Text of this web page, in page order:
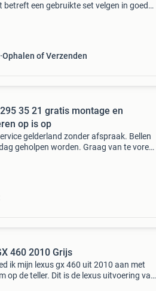
betreft een gebruikte set velgen in goede
Ophalen of Verzenden
35 21 gratis montage en
op is op
gelderland zonder afspraak. Bellen
geholpen worden. Graag van te voren
460 2010 Grijs
ik mijn lexus gx 460 uit 2010 aan met
op de teller. Dit is de lexus uitvoering van